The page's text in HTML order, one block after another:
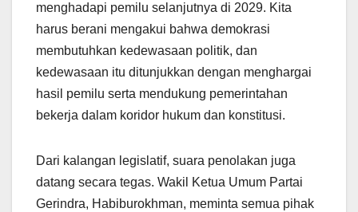
menghadapi pemilu selanjutnya di 2029. Kita
harus berani mengakui bahwa demokrasi
membutuhkan kedewasaan politik, dan
kedewasaan itu ditunjukkan dengan menghargai
hasil pemilu serta mendukung pemerintahan
bekerja dalam koridor hukum dan konstitusi.
Dari kalangan legislatif, suara penolakan juga
datang secara tegas. Wakil Ketua Umum Partai
Gerindra, Habiburokhman, meminta semua pihak